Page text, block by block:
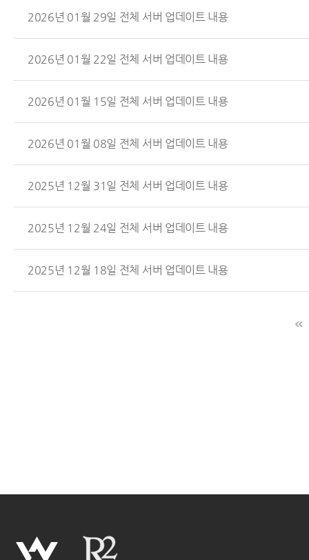
2026년 01월 29일 전체 서버 업데이트 내용
2026년 01월 22일 전체 서버 업데이트 내용
2026년 01월 15일 전체 서버 업데이트 내용
2026년 01월 08일 전체 서버 업데이트 내용
2025년 12월 31일 전체 서버 업데이트 내용
2025년 12월 24일 전체 서버 업데이트 내용
2025년 12월 18일 전체 서버 업데이트 내용